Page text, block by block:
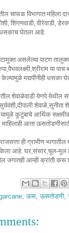
चाफळ विभागात महिला
शिंगणवाडी, वीरेवाडी,
धसकाच घेतला आहे.
असलेल्या पाटण
या
मद्यपींनीही धसका
शेवाळेवाडी येणपे येथील
कुटुंबाचे आर्थिक
माहिलाही आता
ही ग्रामीण
केला आहे. घर,संसार,चूल-मूल
जगातही आम्ही क्रांती
,ऊस ,ऊसतोडणी ,